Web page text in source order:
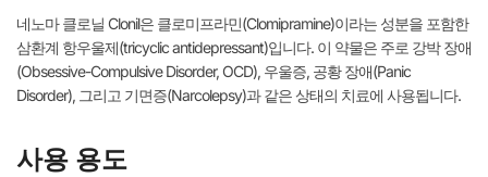
네노마 클로닐 Clonil은 클로미프라민(Clomipramine)이라는 성분을 포함한
삼환계 항우울제(tricyclic antidepressant)입니다. 이 약물은 주로 강박 장애
(Obsessive-Compulsive Disorder, OCD), 우울증, 공황 장애(Panic
Disorder), 그리고 기면증(Narcolepsy)과 같은 상태의 치료에 사용됩니다.
사용 용도